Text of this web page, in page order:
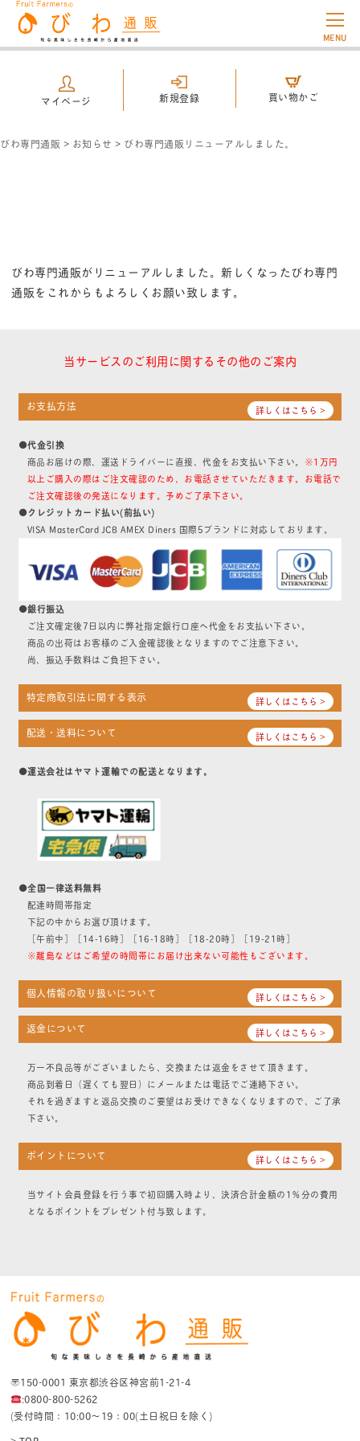
MENU
マイページ 新規登録 買い物かご
びわ専門通販 > お知らせ > びわ専門通販リニューアルしました。
びわ専門通販がリニューアルしました。新しくなったびわ専門
通販をこれからもよろしくお願い致します。
当サービスのご利用に関するその他のご案内
お支払方法 詳しくはこちら >
●代金引換
商品お届けの際、運送ドライバーに直接、代金をお支払い下さい。 ※1万円
以上ご購入の際はご注文確認のため、お電話させていただきます。お電話で
ご注文確認後の発送になります。予めご了承下さい。
●クレジットカード払い(前払い)
VISA MasterCard JCB AMEX Diners 国際5ブランドに対応しております。
●銀行振込
ご注文確定後7日以内に弊社指定銀行口座へ代金をお支払い下さい。
商品の出荷はお客様のご入金確認後となりますのでご注意下さい。
尚、振込手数料はご負担下さい。
特定商取引法に関する表示 詳しくはこちら >
配送・送料について 詳しくはこちら >
●運送会社はヤマト運輸での配送となります。
●全国一律送料無料
配達時間帯指定
下記の中からお選び頂けます。
［午前中］［14-16時］［16-18時］［18-20時］［19-21時］
※離島などはご希望の時間帯にお届け出来ない可能性もございます。
個人情報の取り扱いについて 詳しくはこちら >
返金について 詳しくはこちら >
万一不良品等がございましたら、交換または返金をさせて頂きます。
商品到着日（遅くても翌日）にメールまたは電話でご連絡下さい。
それを過ぎますと返品交換のご要望はお受けできなくなりますので、ご了承
下さい。
ポイントについて 詳しくはこちら >
当サイト会員登録を行う事で初回購入時より、決済合計金額の1％分の費用
となるポイントをプレゼント付与致します。
〒150-0001 東京都渋谷区神宮前1-21-4
:0800-800-5262
(受付時間：10:00〜19：00(土日祝日を除く)